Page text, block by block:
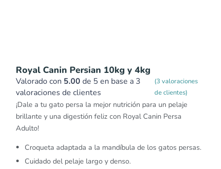
Royal Canin Persian 10kg y 4kg
Valorado con 5.00 de 5 en base a 3
valoraciones de clientes
(3 valoraciones
de clientes)
¡Dale a tu gato persa la mejor nutrición para un pelaje
brillante y una digestión feliz con Royal Canin Persa
Adulto!
Croqueta adaptada a la mandíbula de los gatos persas.
Cuidado del pelaje largo y denso.